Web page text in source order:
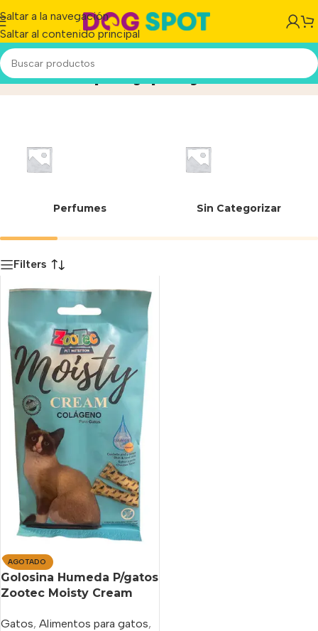
Saltar a la navegación
Saltar al contenido principal
cuidado piel y pelajeInicio/Producto
Perfumes Sin Categorizar
Filters
AGOTADO
Golosina Humeda P/gatos
Zootec Moisty Cream
Gatos, Alimentos para gatos,